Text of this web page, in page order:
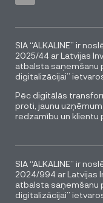
SIA “ALKALINE” ir
2025/44 ar Latvijas
atbalsta saņemšanu
digitalizācijai”
Pēc digitālās
proti, jaunu
redzamību un klientu
SIA “ALKALINE” ir
2024/994 ar Latvijas
atbalsta saņemšanu
digitalizācijai”